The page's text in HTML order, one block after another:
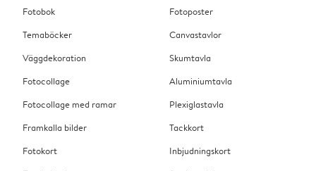
Fotobok
Temaböcker
Väggdekoration
Fotocollage
Fotocollage med ramar
Framkalla bilder
Fotokort
Fotoposter
Canvastavlor
Skumtavla
Aluminiumtavla
Plexiglastavla
Tackkort
Inbjudningskort